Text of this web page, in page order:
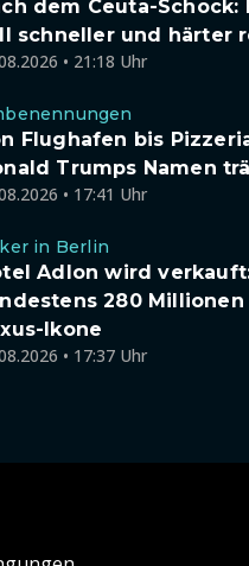
dem Ceuta-Schock:
schneller und härter
• 21:18 Uhr
Flughafen bis
Trumps Namen
• 17:41 Uhr
in Berlin
Adlon wird
280
Ikone
• 17:37 Uhr